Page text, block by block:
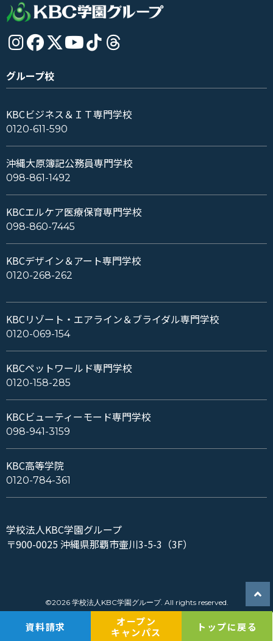
グループ校
KBCビジネス＆ＩＴ専門学校
0120-611-590
沖縄大原簿記公務員専門学校
098-861-1492
KBCエルケア医療保育専門学校
098-860-7445
KBCデザイン＆アート専門学校
0120-268-262
KBCリゾート・エアライン＆ブライダル専門学校
0120-069-154
KBCペットワールド専門学校
0120-158-285
KBCビューティーモード専門学校
098-941-3159
KBC高等学院
0120-784-361
学校法人KBC学園グループ
〒900-0025 沖縄県那覇市壷川3-5-3（3F）
©2026 学校法人KBC学園グループ. All rights reserved.
資料請求
オープン
キャンパス
トップに戻る